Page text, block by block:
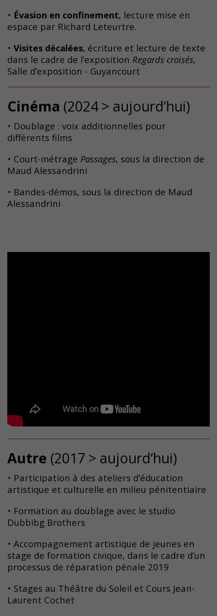
• Évasion en confinement, lecture mise en
espace par Richard Leteurtre.
• Visites décalées, écriture et lecture de texte
dans le cadre de l’exposition Regards croisés,
Salle d’exposition - Guyancourt
Cinéma (2024 > aujourd’hui)
• Doublage : voix additionnelles pour
différents films
• Court-métrage Passages, sous la direction de
Maud Alessandrini
• Bandes-démos, sous la direction de Maud
Alessandrini
Autre (2017 > aujourd’hui)
• Participation à des ateliers d’éducation
artistique et culturelle en milieu pénitentiaire
• Formation au doublage avec le studio
Dubbibg Brothers
• Accompagnement artistique de jeunes en
stage de formation civique, dans le cadre d’un
processus de réparation pénale 2019
• Stages au Théâtre du Soleil et Cours Jean-
Laurent Cochet